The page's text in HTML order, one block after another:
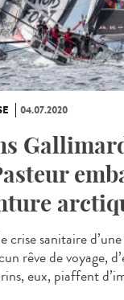
04.07.2020
crise sanitaire
rêve de voyage,
eux, piaffent